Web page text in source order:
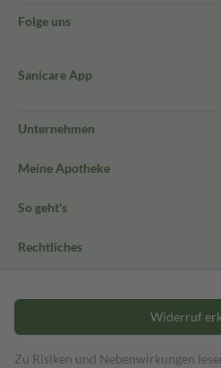
Folge uns
Sanicare App
Unternehmen
Meine Apotheke
So geht's
Rechtliches
Widerruf
Zu Risiken und Nebenwirkungen